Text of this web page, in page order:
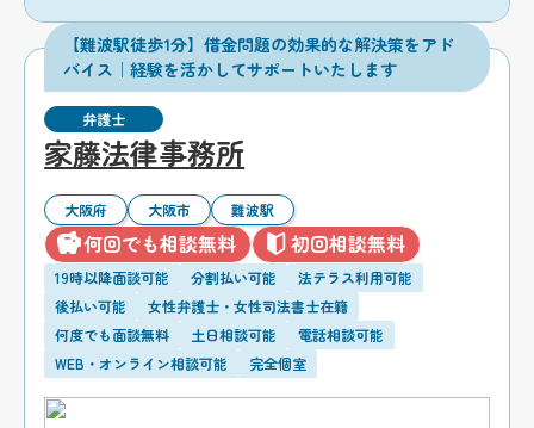
【難波駅徒歩1分】借金問題の効果的な解決策をアド
バイス｜経験を活かしてサポートいたします
弁護士
家藤法律事務所
大阪府 大阪市 難波駅
何回でも相談無料 初回相談無料
19時以降面談可能 分割払い可能
法テラス利用可能
後払い可能
女性弁護士・女性司法書士在籍
何度でも面談無料
土日相談可能
電話相談可能
WEB・オンライン相談可能
完全個室